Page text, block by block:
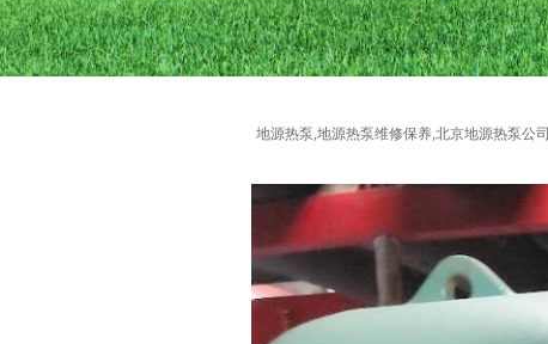
地源热泵,地源热泵维修保养,北京地源热泵公司